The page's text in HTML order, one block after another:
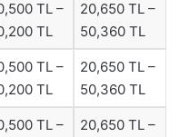
TL –
TL
20,650 TL –
50,360 TL
TL –
TL
20,650 TL –
50,360 TL
TL – 20,650 TL –